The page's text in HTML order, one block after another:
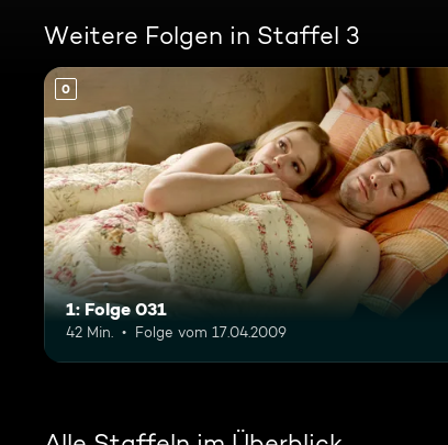
Weitere Folgen in Staffel 3
0
1: Folge 031
42 Min. Folge vom 17.04.2009